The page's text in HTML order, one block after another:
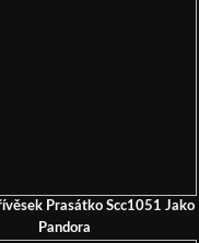
Prasátko Scc1051 Jako
Pandora